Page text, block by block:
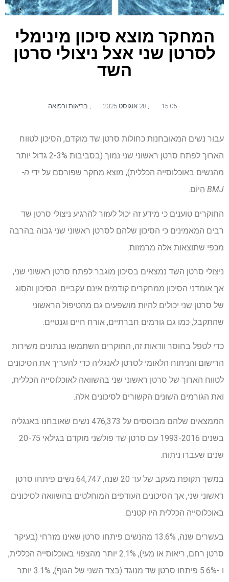
המחקר מוצא סיכון מינימלי
לסרטן שני אצל ניצולי סרטן
השד
15:05 בריאות ורפואה
עבור נשים המאובחנות כחולות סרטן שד מוקדם, הסיכון לטווח
הארוך לפתח סרטן ראשוני שני נמוך (בסביבות 2-3% גדול יותר
מהנשים באוכלוסייה הכללית), מוצא מחקר שפורסם על ידי ה-
BMJ הַיוֹם.
החוקרים טוענים כי מידע זה יכול לעזור להרגיע ניצולי סרטן שד
רבים המאמינים כי הסיכון שלהם לסרטן ראשוני שני גבוה בהרבה
מכפי שתוצאות אלה מרמזות.
ניצולי סרטן השד נמצאים בסיכון מוגבר לפתח סרטן ראשוני שני,
אך אומדני הסיכון ממחקרים קודמים אינם עקביים. הסיכון והסוג
של סרטן שני יכולים להיות מושפעים גם מהטיפול הראשוני
שהתקבל, כמו גם גורמים חברתיים, אורח חיים וגנטיים.
כדי לטפל בחוסר וודאות זה, החוקרים השתמשו בנתונים משירות
הרישום והניתוח הלאומי לסרטן לאנגליה כדי להעריך את הסיכונים
לטווח הארוך של סרטן ראשוני שני בהשוואה לאוכלוסייה הכללית,
ואת הגורמים השונים הקשורים לסיכונים אלה.
הממצאים שלהם מבוססים על 476,373 נשים שאובחנו באנגליה
בשנים 1993-2016 עם סרטן שד פולשני מוקדם בגילאי 20-75
שנים שעברו ניתוח.
במשך תקופת מעקב של עד 20 שנה, 64,747 נשים פיתחו סרטן
ראשוני שני, אך הסיכונים העודפים המוחלטים בהשוואה לסיכונים
באוכלוסייה הכללית היו קטנים.
בעשרים שנה, 13.6% מהנשים פיתחו סרטן שאינו מזרחי (בעיקר
סרטן רחם, ריאות או מעי), 2.1% יותר מהצפוי באוכלוסייה הכללית,
ו -5.6% פיתחו סרטן שד מנוגד (בצד השני של הגוף), 3.1% יותר